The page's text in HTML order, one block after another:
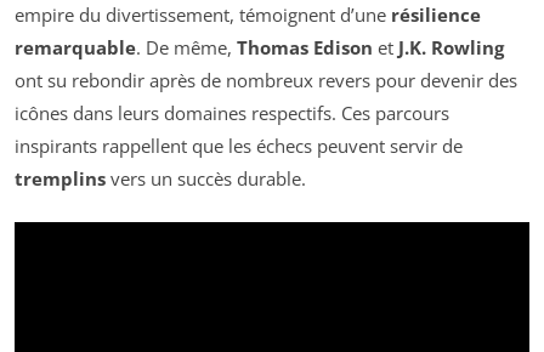
empire du divertissement, témoignent d’une résilience
remarquable. De même, Thomas Edison et J.K. Rowling
ont su rebondir après de nombreux revers pour devenir des
icônes dans leurs domaines respectifs. Ces parcours
inspirants rappellent que les échecs peuvent servir de
tremplins vers un succès durable.